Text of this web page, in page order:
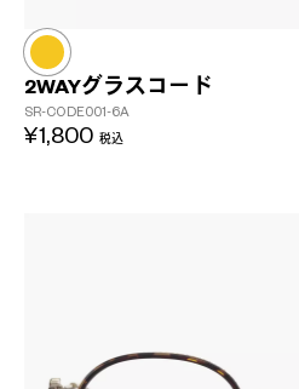
2WAYグラスコード
SR-CODE001-6A
¥1,800 税込